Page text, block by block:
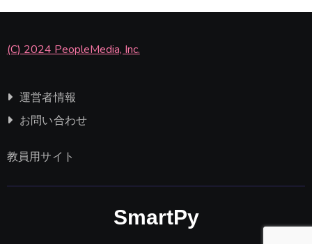
(C) 2024 PeopleMedia, Inc.
運営者情報
お問い合わせ
教員用サイト
SmartPy